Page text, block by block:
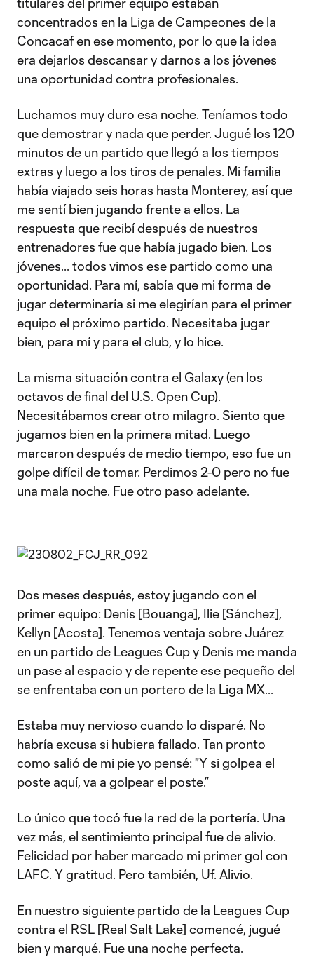
concentrados en la Liga de Campeones de la
Concacaf en ese momento, por lo que la idea
era dejarlos descansar y darnos a los jóvenes
una oportunidad contra profesionales.
Luchamos muy duro esa noche. Teníamos todo
que demostrar y nada que perder. Jugué los 120
minutos de un partido que llegó a los tiempos
extras y luego a los tiros de penales. Mi familia
había viajado seis horas hasta Monterey, así que
me sentí bien jugando frente a ellos. La
respuesta que recibí después de nuestros
entrenadores fue que había jugado bien. Los
jóvenes... todos vimos ese partido como una
oportunidad. Para mí, sabía que mi forma de
jugar determinaría si me elegirían para el primer
equipo el próximo partido. Necesitaba jugar
bien, para mí y para el club, y lo hice.
La misma situación contra el Galaxy (en los
octavos de final del U.S. Open Cup).
Necesitábamos crear otro milagro. Siento que
jugamos bien en la primera mitad. Luego
marcaron después de medio tiempo, eso fue un
golpe difícil de tomar. Perdimos 2-0 pero no fue
una mala noche. Fue otro paso adelante.
Dos meses después, estoy jugando con el
primer equipo: Denis [Bouanga], Ilie [Sánchez],
Kellyn [Acosta]. Tenemos ventaja sobre Juárez
en un partido de Leagues Cup y Denis me manda
un pase al espacio y de repente ese pequeño del
se enfrentaba con un portero de la Liga MX...
Estaba muy nervioso cuando lo disparé. No
habría excusa si hubiera fallado. Tan pronto
como salió de mi pie yo pensé: "Y si golpea el
poste aquí, va a golpear el poste.”
Lo único que tocó fue la red de la portería. Una
vez más, el sentimiento principal fue de alivio.
Felicidad por haber marcado mi primer gol con
LAFC. Y gratitud. Pero también, Uf. Alivio.
En nuestro siguiente partido de la Leagues Cup
contra el RSL [Real Salt Lake] comencé, jugué
bien y marqué. Fue una noche perfecta.